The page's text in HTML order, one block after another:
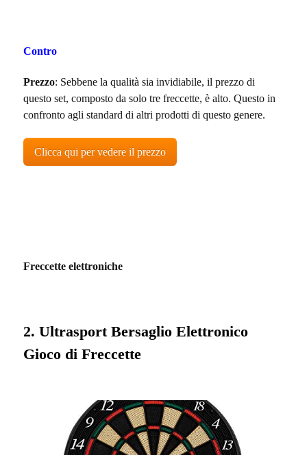
Contro
Prezzo: Sebbene la qualità sia invidiabile, il prezzo di
questo set, composto da solo tre freccette, è alto. Questo in
confronto agli standard di altri prodotti di questo genere.
Clicca qui per vedere il prezzo
Freccette elettroniche
2. Ultrasport Bersaglio Elettronico
Gioco di Freccette